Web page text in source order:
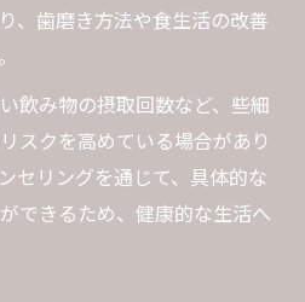
、歯磨き方法や食生活の改善
飲み物の摂取回数など、些細
スクを高めている場合があり
セリングを通じて、具体的な
できるため、健康的な生活へ